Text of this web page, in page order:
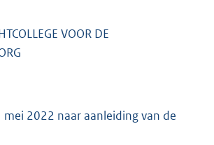
VOOR DE
mei 2022 naar aanleiding van de